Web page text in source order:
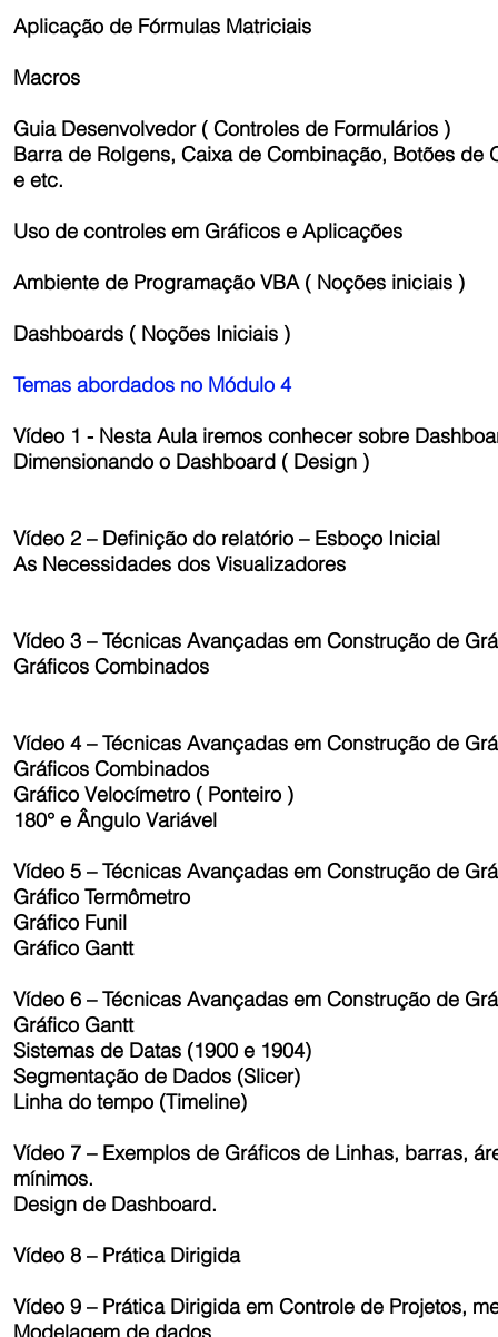
Aplicação de Fórmulas Matriciais
Macros
Guia Desenvolvedor ( Controles de Formulários )
Barra de Rolgens, Caixa de Combinação, Botões
e etc.
Uso de controles em Gráficos e Aplicações
Ambiente de Programação VBA ( Noções iniciais )
Dashboards ( Noções Iniciais )
Temas abordados no Módulo 4
Vídeo 1 - Nesta Aula iremos conhecer sobre
Dimensionando o Dashboard ( Design )
Vídeo 2 – Definição do relatório – Esboço Inicial
As Necessidades dos Visualizadores
Vídeo 3 – Técnicas Avançadas em Construção de
Gráficos Combinados
Vídeo 4 – Técnicas Avançadas em Construção de
Gráficos Combinados
Gráfico Velocímetro ( Ponteiro )
180° e Ângulo Variável
Vídeo 5 – Técnicas Avançadas em Construção de
Gráfico Termômetro
Gráfico Funil
Gráfico Gantt
Vídeo 6 – Técnicas Avançadas em Construção de
Gráfico Gantt
Sistemas de Datas (1900 e 1904)
Segmentação de Dados (Slicer)
Linha do tempo (Timeline)
Vídeo 7 – Exemplos de Gráficos de Linhas, barras,
mínimos.
Design de Dashboard.
Vídeo 8 – Prática Dirigida
Vídeo 9 – Prática Dirigida em Controle de Projetos,